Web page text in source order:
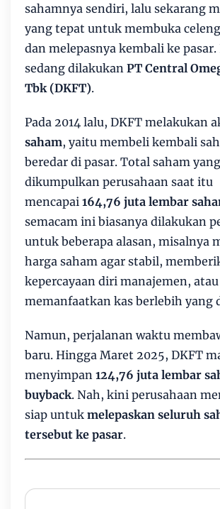
sahamnya sendiri, lalu sekarang
yang tepat untuk membuka
dan melepasnya kembali ke
sedang dilakukan PT Central
Tbk (DKFT).
Pada 2014 lalu, DKFT melakukan
saham, yaitu membeli kembali
beredar di pasar. Total saham
dikumpulkan perusahaan saat itu
mencapai 164,76 juta lembar
semacam ini biasanya dilakukan
untuk beberapa alasan, misalnya
harga saham agar stabil,
kepercayaan diri manajemen, atau
memanfaatkan kas berlebih yang
Namun, perjalanan waktu
baru. Hingga Maret 2025, DKFT
menyimpan 124,76 juta lembar
buyback. Nah, kini perusahaan
siap untuk melepaskan seluruh
tersebut ke pasar.